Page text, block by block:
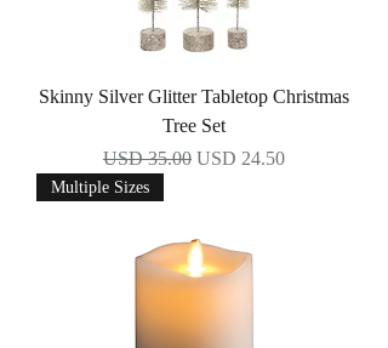
Skinny Silver Glitter Tabletop Christmas
Tree Set
Precio
USD 35.00 Precio de oferta
USD 24.50
Multiple Sizes